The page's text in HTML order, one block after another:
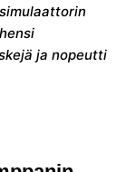
ja nopeutti